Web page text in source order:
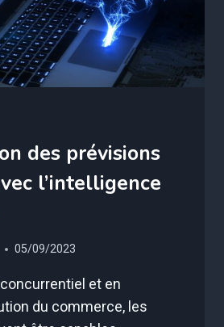
des prévisions
l’intelligence
05/09/2023
et en
du commerce, les